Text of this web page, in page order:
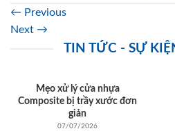
← Previous
Next →
TIN TỨC - SỰ
Mẹo xử lý cửa nhựa
Composite bị trầy xước đơn
giản
07/07/2026